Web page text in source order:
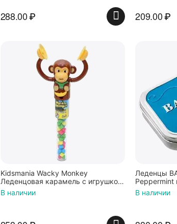
288.00₽ 209.00₽
Kidsmania Wacky Monkey
Леденцовая карамель с игрушкой
Ваки Манки 12г, Китай
В наличии
Леденцы
Peppermint
В наличии